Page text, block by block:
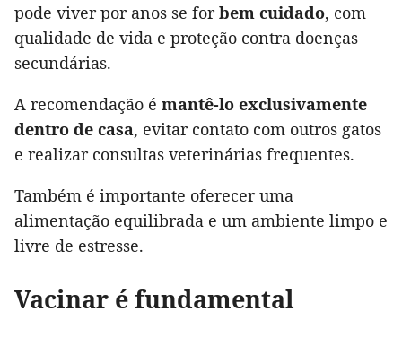
pode viver por anos se forbem cuidado, com
qualidade de vida e proteção contra doenças
secundárias.
A recomendação é mantê-lo exclusivamente
dentro de casa, evitar contato com outros gatos
e realizar consultas veterinárias frequentes.
Também é importante oferecer uma
alimentação equilibrada e um ambiente limpo e
livre de estresse.
Vacinar é fundamental